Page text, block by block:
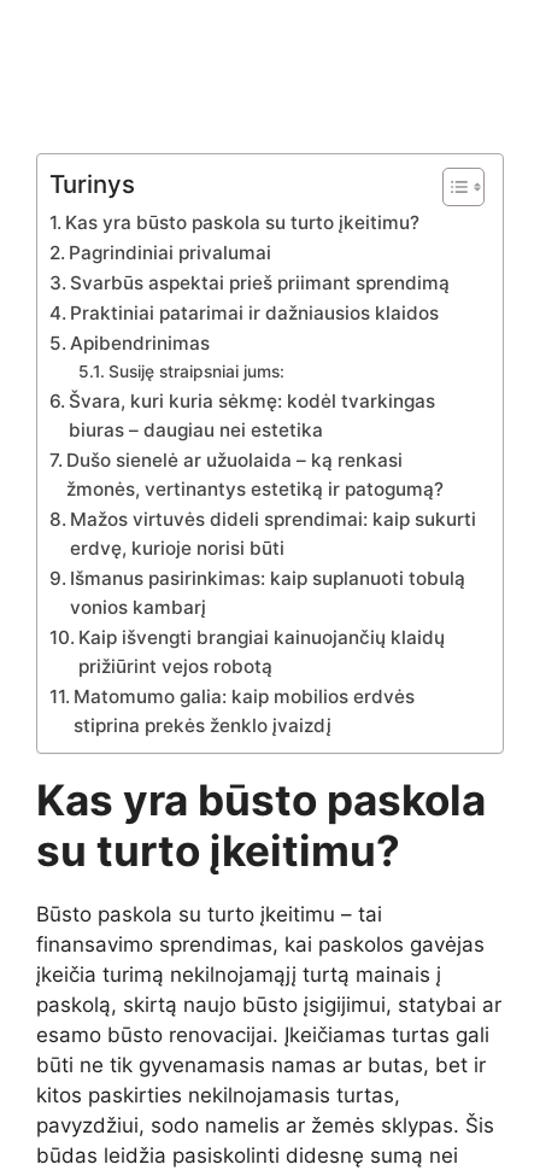
Turinys
Kas yra būsto paskola su turto įkeitimu?
Pagrindiniai privalumai
Svarbūs aspektai prieš priimant sprendimą
Praktiniai patarimai ir dažniausios klaidos
Apibendrinimas
Susiję straipsniai jums:
Švara, kuri kuria sėkmę: kodėl tvarkingas
biuras – daugiau nei estetika
Dušo sienelė ar užuolaida – ką renkasi
žmonės, vertinantys estetiką ir patogumą?
Mažos virtuvės dideli sprendimai: kaip sukurti
erdvę, kurioje norisi būti
Išmanus pasirinkimas: kaip suplanuoti tobulą
vonios kambarį
Kaip išvengti brangiai kainuojančių klaidų
prižiūrint vejos robotą
Matomumo galia: kaip mobilios erdvės
stiprina prekės ženklo įvaizdį
Kas yra būsto paskola
su turto įkeitimu?
Būsto paskola su turto įkeitimu – tai
finansavimo sprendimas, kai paskolos gavėjas
įkeičia turimą nekilnojamąjį turtą mainais į
paskolą, skirtą naujo būsto įsigijimui, statybai ar
esamo būsto renovacijai. Įkeičiamas turtas gali
būti ne tik gyvenamasis namas ar butas, bet ir
kitos paskirties nekilnojamasis turtas,
pavyzdžiui, sodo namelis ar žemės sklypas. Šis
būdas leidžia pasiskolinti didesnę sumą nei